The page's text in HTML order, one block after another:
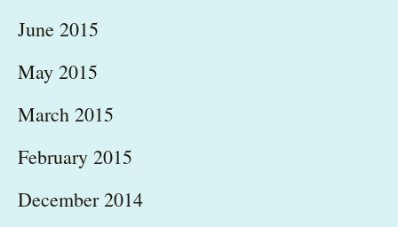
June 2015
May 2015
March 2015
February 2015
December 2014